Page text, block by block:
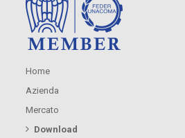
Home
Azienda
Mercato
Download